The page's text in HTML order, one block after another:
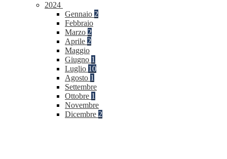
2024
Gennaio 2
Febbraio
Marzo 2
Aprile 2
Maggio
Giugno 1
Luglio 10
Agosto 1
Settembre
Ottobre 1
Novembre
Dicembre 2